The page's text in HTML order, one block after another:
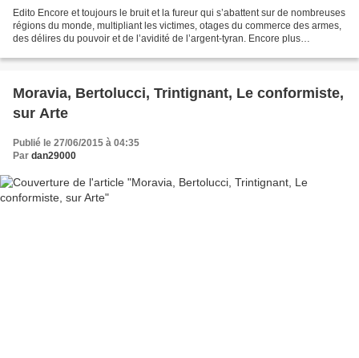
Edito Encore et toujours le bruit et la fureur qui s’abattent sur de nombreuses
régions du monde, multipliant les victimes, otages du commerce des armes,
des délires du pouvoir et de l’avidité de l’argent-tyran. Encore plus
Moravia, Bertolucci, Trintignant, Le conformiste,
sur Arte
Publié le 27/06/2015 à 04:35
Par dan29000